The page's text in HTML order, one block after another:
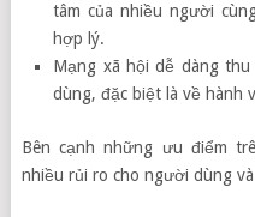
tâm của nhiều người
hợp lý.
Mạng xã hội dễ dàng
dùng, đặc biệt là về hành
Bên cạnh những ưu điểm
nhiều rủi ro cho người dùng